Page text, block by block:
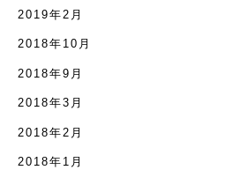
2019年2月
2018年10月
2018年9月
2018年3月
2018年2月
2018年1月